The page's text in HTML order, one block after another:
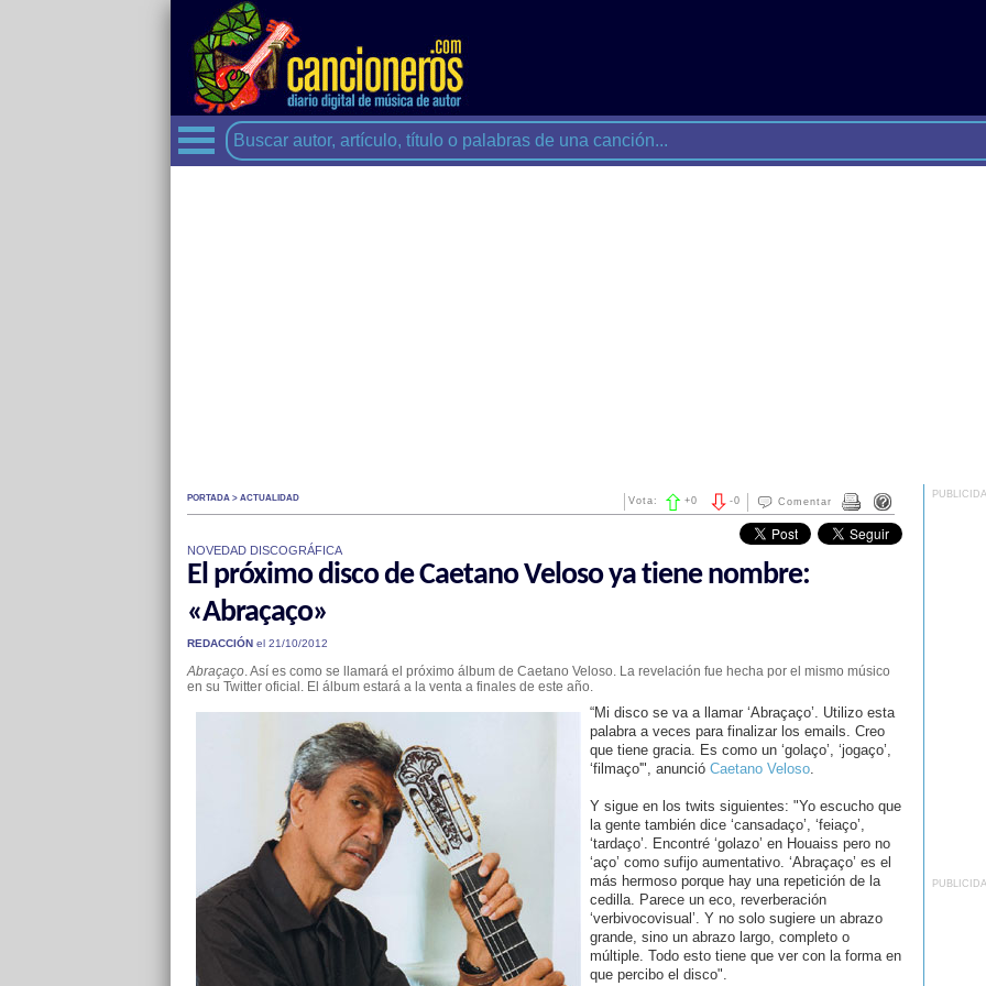
PORTADA > ACTUALIDAD Comentar
-0
Vota: +0
NOVEDAD DISCOGRÁFICA
El próximo disco de Caetano Veloso ya tiene nombre:
«Abraçaço»
REDACCIÓNel 21/10/2012
Abraçaço. Así es como se llamará el próximo álbum de Caetano Veloso. La revelación fue hecha por el mismo músico
en su Twitter oficial. El álbum estará a la venta a finales de este año.
“Mi disco se va a llamar ‘Abraçaço’. Utilizo esta
palabra a veces para finalizar los emails. Creo
que tiene gracia. Es como un ‘golaço’, ‘jogaço’,
‘filmaço'", anunció Caetano Veloso.
Y sigue en los twits siguientes: "Yo escucho que
la gente también dice ‘cansadaço’, ‘feiaço’,
‘tardaço’. Encontré ‘golazo’ en Houaiss pero no
‘aço’ como sufijo aumentativo. ‘Abraçaço’ es el
más hermoso porque hay una repetición de la
cedilla. Parece un eco, reverberación
‘verbivocovisual’. Y no solo sugiere un abrazo
grande, sino un abrazo largo, completo o
múltiple. Todo esto tiene que ver con la forma en
que percibo el disco".